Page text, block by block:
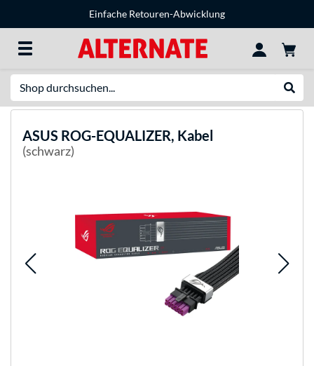
Einfache Retouren-Abwicklung
ASUS ROG-EQUALIZER, Kabel
(schwarz)